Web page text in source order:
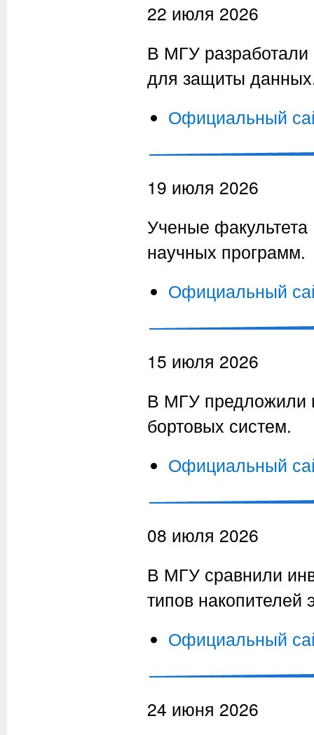
22 июля 2026
В МГУ разработали
для защиты
Официальный
19 июля 2026
Ученые
научных программ.
Официальный
15 июля 2026
В МГУ предложили
бортовых систем.
Официальный
08 июля 2026
В МГУ сравнили
типов накопителей
Официальный
24 июня 2026